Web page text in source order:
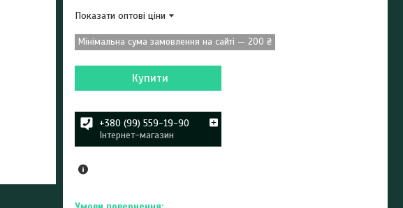
Показати оптові ціни
Мінімальна сума замовлення на сайті — 200 ₴
Купити
+380 (99) 559-19-90
Інтернет-магазин